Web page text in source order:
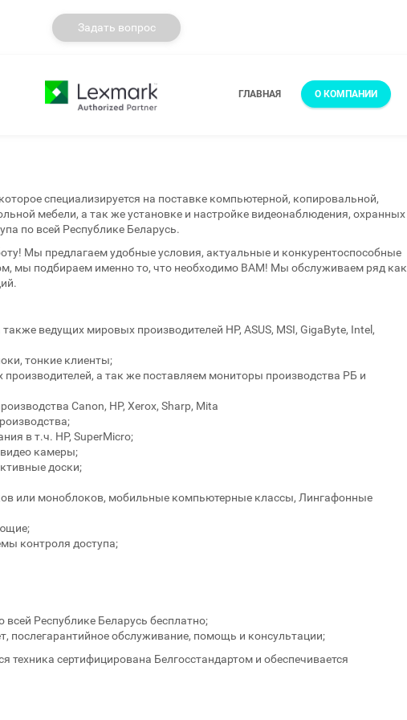
Задать вопрос
ГЛАВНАЯ О КОМПАНИИ
специализируется на поставке компьютерной, копировальной,
мебели, а так же установке и настройке видеонаблюдения, охранных
по всей Республике Беларусь.
Мы предлагаем удобные условия, актуальные и конкурентоспособные
мы подбираем именно то, что необходимо ВАМ! Мы обслуживаем ряд как
ведущих мировых производителей НР, ASUS, MSI, GigaByte, Intel,
тонкие клиенты;
а так же поставляем мониторы производства РБ и
Canon, НР, Xerox, Sharp, Mita
в т.ч. НР, SuperMicro;
камеры;
доски;
или моноблоков, мобильные компьютерные классы, Лингафонные
контроля доступа;
всей Республике Беларусь бесплатно;
послегарантийное обслуживание, помощь и консультации;
техника сертифицирована Белгосстандартом и обеспечивается